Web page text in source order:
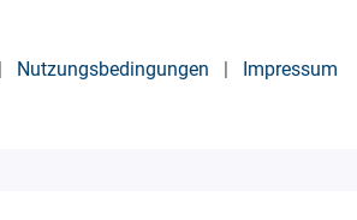
| Nutzungsbedingungen | Impressum